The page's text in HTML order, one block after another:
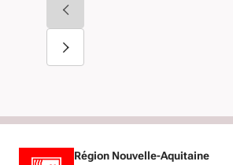
Région Nouvelle-Aquitaine